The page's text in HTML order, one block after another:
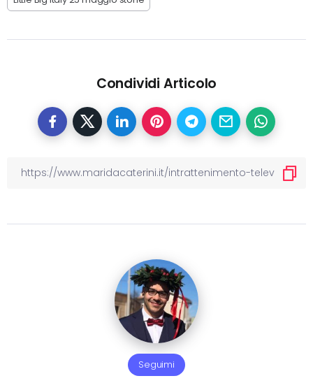
Condividi Articolo
Seguimi